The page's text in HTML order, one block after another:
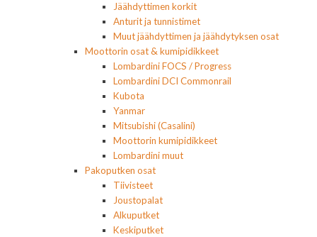
Jäähdyttimen korkit
Anturit ja tunnistimet
Muut jäähdyttimen ja jäähdytyksen osat
Moottorin osat & kumipidikkeet
Lombardini FOCS / Progress
Lombardini DCI Commonrail
Kubota
Yanmar
Mitsubishi (Casalini)
Moottorin kumipidikkeet
Lombardini muut
Pakoputken osat
Tiivisteet
Joustopalat
Alkuputket
Keskiputket